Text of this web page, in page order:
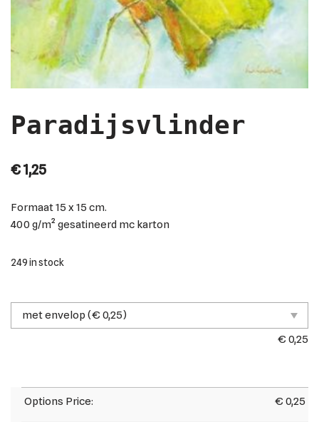
Paradijsvlinder
€1,25
Formaat15 x 15 cm.
400 g/m² gesatineerd mc karton
249 in stock
€ 0,25
Options Price: € 0,25